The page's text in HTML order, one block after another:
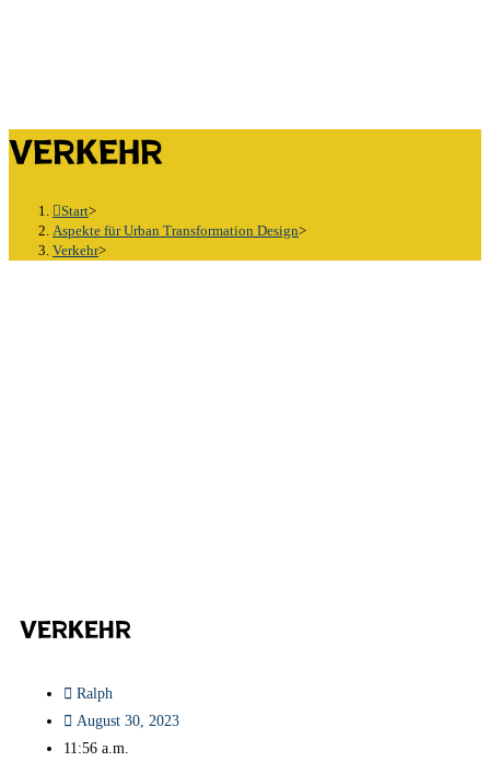
Verkehr
Start>
Aspekte für Urban Transformation Design>
Verkehr>
Verkehr
Ralph
August 30, 2023
11:56 a.m.